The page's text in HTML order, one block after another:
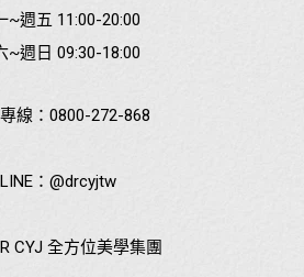
線： 0800-272-868
LINE： @drcyjtw
CYJ 全方位美學集團
~週五 11:00-20:00
~週日 09:30-18:00